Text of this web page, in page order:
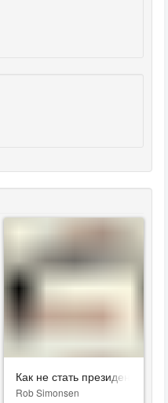
Как не стать президентом
Rob Simonsen